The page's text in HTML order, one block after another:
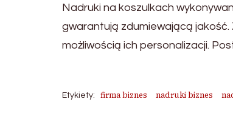
Nadruki na koszulkach
gwarantują zdumiewającą
możliwością ich personalizacji.
Etykiety: firma biznes nadruki biznes